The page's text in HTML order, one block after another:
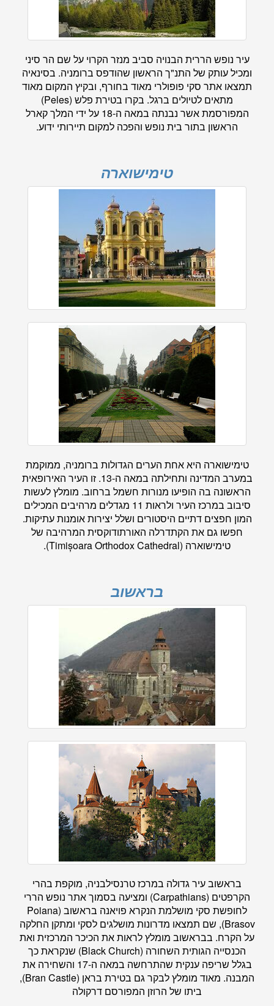
עיר נופש הררית הבנויה סביב מנזר הקרוי על שם הר סיני
ומכיל עותק של התנ"ך הראשון שהודפס ברומניה. בסינאיה
תמצאו אתר סקי פופולרי מאוד בחורף, ובקיץ המקום מאוד
מתאים לטיולים ברגל. בקרו בטירת פלש (Peles)
המפורסמת אשר נבנתה במאה ה-18 על ידי המלך קארל
הראשון בתור בית נופש והפכה למקום תיירותי ידוע.
טימישוארה
טימישוארה היא אחת הערים הגדולות ברומניה, ממוקמת
במערב המדינה ותחילתה במאה ה-13. זו העיר האירופאית
הראשונה בה הופיעו מנורות חשמל ברחוב. מומלץ לעשות
סיבוב במרכז העיר ולראות 11 מגדלים מרהיבים המכילים
המון חפצים דתיים היסטורים ושלל יצירות אומנות עתיקות.
חפשו גם את הקתדרלה האורתודוקסית המרהיבה של
טימישוארה (Timișoara Orthodox Cathedral).
בראשוב
בראשוב עיר גדולה במרכז טרנסילבניה, מוקפת בהרי
הקרפטים (Carpathians) ומציעה בסמוך אתר נופש הררי
לחופשת סקי מושלמת הנקרא פויאנה בראשוב (Poiana
Brasov), שם תמצאו מדרונות מושלגים לסקי ומתקן החלקה
על הקרח. בבראשוב מומלץ לראות את הכיכר המרכזית ואת
הכנסייה הגותית השחורה (Black Church) שנקראת כך
בגלל שריפה ענקית שהתרחשה במאה ה-17 והשחירה את
המבנה. מאוד מומלץ לבקר גם בטירת בראן (Bran Castle),
ביתו של הרוזן המפורסם דרקולה